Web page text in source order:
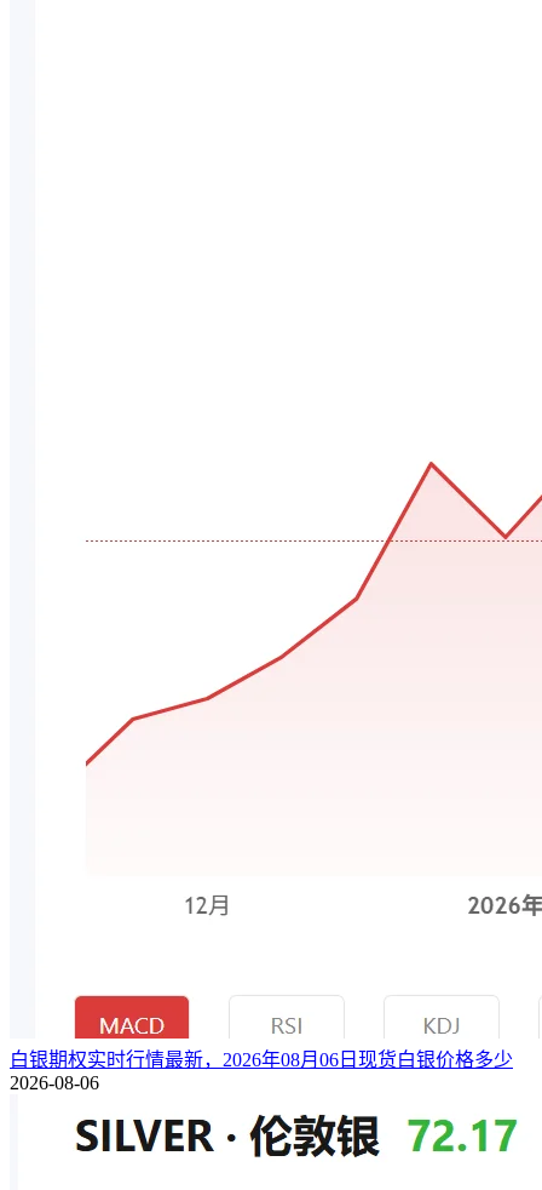
白银期权实时行情最新，2026年08月06日现货白银价格多少
2026-08-06